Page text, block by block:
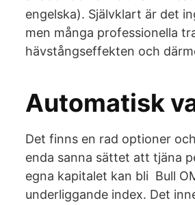
engelska). Självklart är det
men många professionella
hävstångseffekten och
Automatisk
Det finns en rad optioner
enda sanna sättet att tjäna
egna kapitalet kan bli Bull
underliggande index. Det